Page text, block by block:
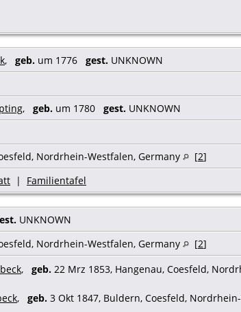
, geb. um 1776 gest. UNKNOWN
, geb. um 1780 gest. UNKNOWN
Nordrhein-Westfalen, Germany [2]
| Familientafel
UNKNOWN
Nordrhein-Westfalen, Germany [2]
, geb. 22 Mrz 1853, Hangenau, Coesfeld,
, geb. 3 Okt 1847, Buldern, Coesfeld,